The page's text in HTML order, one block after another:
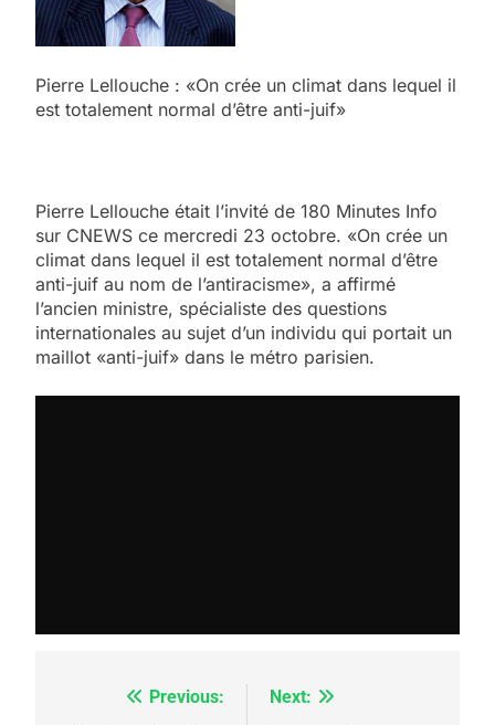
Pierre Lellouche : «On crée un climat dans lequel il
est totalement normal d’être anti-juif»
Pierre Lellouche était l’invité de 180 Minutes Info
sur CNEWS ce mercredi 23 octobre. «On crée un
climat dans lequel il est totalement normal d’être
anti-juif au nom de l’antiracisme», a affirmé
l’ancien ministre, spécialiste des questions
internationales au sujet d’un individu qui portait un
maillot «anti-juif» dans le métro parisien.
NavigationPrevious:
Next:
meurtrière selon le
l’antisémitisme